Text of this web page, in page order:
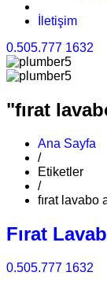
İletişim
0.505.777 1632
"fırat
Ana Sayfa
/
Etiketler
/
fırat lavabo
Fırat
0.505.777 1632